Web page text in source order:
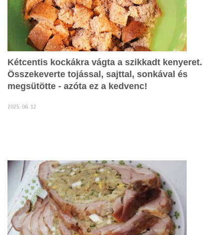
Kétcentis kockákra vágta a szikkadt kenyeret.
Összekeverte tojással, sajttal, sonkával és
megsütötte - azóta ez a kedvenc!
2025. 06. 12